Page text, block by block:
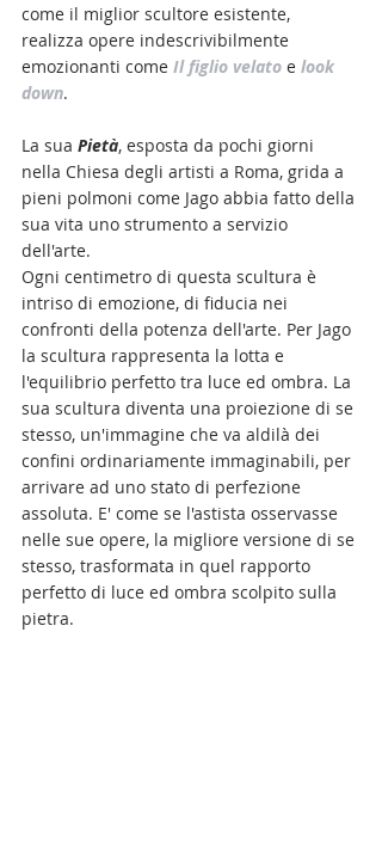
come il miglior scultore esistente,
realizza opere indescrivibilmente
emozionanti come Il figlio velato e look
down.
La sua Pietà, esposta da pochi giorni
nella Chiesa degli artisti a Roma, grida a
pieni polmoni come Jago abbia fatto della
sua vita uno strumento a servizio
dell'arte.
Ogni centimetro di questa scultura è
intriso di emozione, di fiducia nei
confronti della potenza dell'arte. Per Jago
la scultura rappresenta la lotta e
l'equilibrio perfetto tra luce ed ombra. La
sua scultura diventa una proiezione di se
stesso, un'immagine che va aldilà dei
confini ordinariamente immaginabili, per
arrivare ad uno stato di perfezione
assoluta. E' come se l'astista osservasse
nelle sue opere, la migliore versione di se
stesso, trasformata in quel rapporto
perfetto di luce ed ombra scolpito sulla
pietra.